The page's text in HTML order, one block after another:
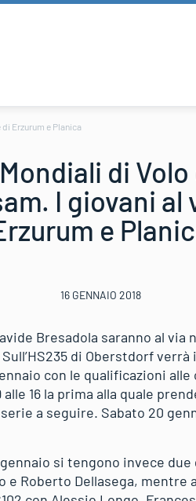
Erzurum e Planica
di
I giovani al
e
16 GENNAIO 2018
Bresadola saranno al
di Oberstdorf
con le qualificazioni alle
16 la prima alla quale
a seguire. Sabato 20
si tengono invece due
e Roberto Dellasega, mentre